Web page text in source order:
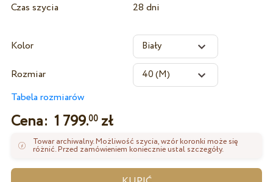
Czas szycia
28 dni
Kolor
Rozmiar
Tabela rozmiarów
Cena: 1 799.00zł
Towar archiwalny. Możliwość szycia, wzór koronki może się
różnić. Przed zamówieniem koniecznie ustal szczegóły.